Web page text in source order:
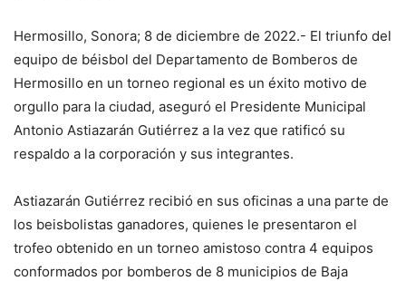
Hermosillo, Sonora; 8 de diciembre de 2022.- El triunfo del
equipo de béisbol del Departamento de Bomberos de
Hermosillo en un torneo regional es un éxito motivo de
orgullo para la ciudad, aseguró el Presidente Municipal
Antonio Astiazarán Gutiérrez a la vez que ratificó su
respaldo a la corporación y sus integrantes.
Astiazarán Gutiérrez recibió en sus oficinas a una parte de
los beisbolistas ganadores, quienes le presentaron el
trofeo obtenido en un torneo amistoso contra 4 equipos
conformados por bomberos de 8 municipios de Baja